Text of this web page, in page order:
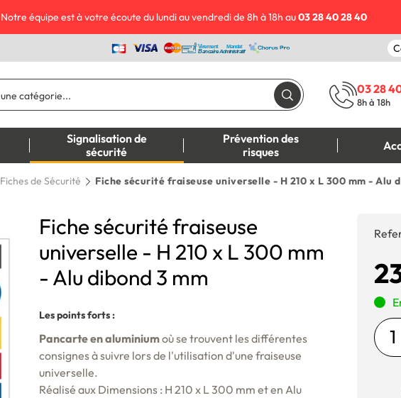
Notre équipe est à votre écoute du lundi au vendredi de 8h à 18h au03 28 40 28 40
03 28
8h à 18h
Signalisation de
sécurité
Prévention des
risques
Fiches de Sécurité Fiche sécurité fraiseuse universelle - H 210 x L 300 mm - Alu
Fiche sécurité fraiseuse
universelle - H 210 x L 300 mm
- Alu dibond 3 mm
Les points forts :
Pancarte en aluminiumoù se trouvent les différentes
consignes à suivre lors de l'utilisation d'une fraiseuse
universelle.
Réalisé aux Dimensions : H 210 x L 300 mm et en Alu